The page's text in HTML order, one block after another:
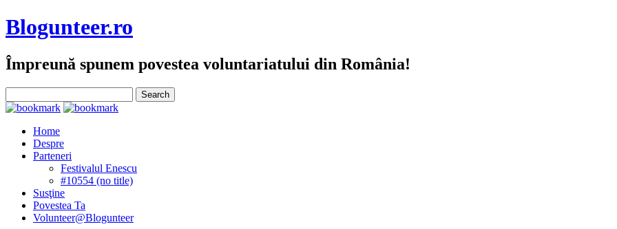
Blogunteer.ro
Împreună spunem povestea voluntariatului din România!
Home
Despre
Parteneri
Festivalul Enescu
#10554 (no title)
Susţine
Povestea Ta
Volunteer@Blogunteer